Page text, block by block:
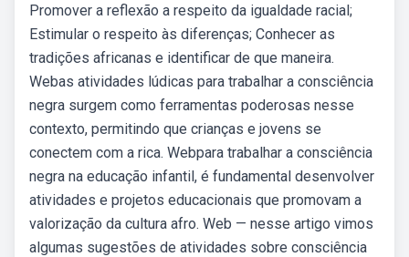
Promover a reflexão a respeito da igualdade racial;
Estimular o respeito às diferenças; Conhecer as
tradições africanas e identificar de que maneira.
Webas atividades lúdicas para trabalhar a consciência
negra surgem como ferramentas poderosas nesse
contexto, permitindo que crianças e jovens se
conectem com a rica. Webpara trabalhar a consciência
negra na educação infantil, é fundamental desenvolver
atividades e projetos educacionais que promovam a
valorização da cultura afro. Web — nesse artigo vimos
algumas sugestões de atividades sobre consciência